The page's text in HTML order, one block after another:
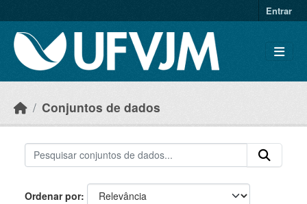
Entrar
Conjuntos de dados
Ordenar por